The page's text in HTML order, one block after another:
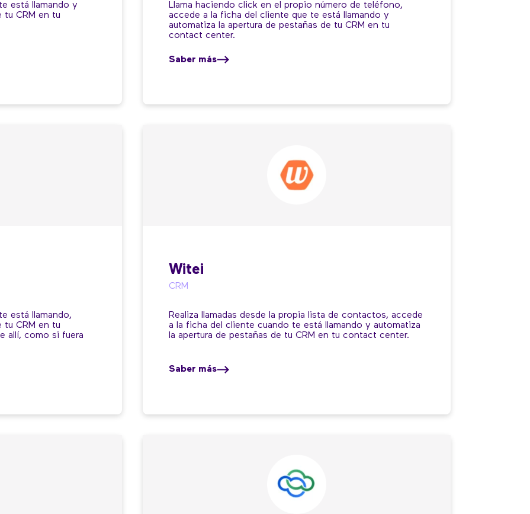
está llamando y
tu CRM en tu
Llama haciendo click en el propio número de teléfono,
accede a la ficha del cliente que te está llamando y
automatiza la apertura de pestañas de tu CRM en tu
contact center.
Saber más
está llamando,
tu CRM en tu
allí, como si fuera
Witei
CRM
Realiza llamadas desde la propia lista de contactos, accede
a la ficha del cliente cuando te está llamando y automatiza
la apertura de pestañas de tu CRM en tu contact center.
Saber más